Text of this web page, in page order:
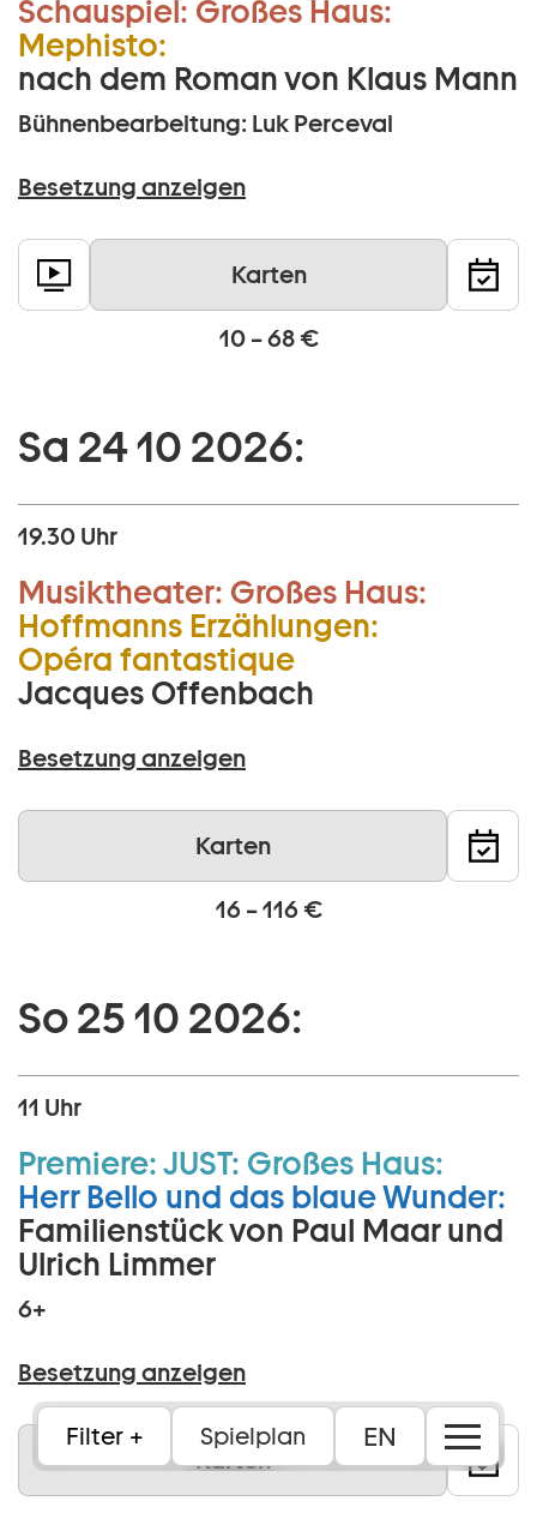
Filter Spielplan EN
Schauspiel: Großes Haus:
Mephisto:
nach dem Roman von Klaus Mann
Bühnenbearbeitung: Luk Perceval
Besetzung anzeigen
Karten
10 – 68 €
Sa 24 10 2026:
19.30 Uhr
Musiktheater: Großes Haus:
Hoffmanns Erzählungen:
Opéra fantastique
Jacques Offenbach
Besetzung anzeigen
Karten
16 – 116 €
So 25 10 2026:
11 Uhr
Premiere:JUST: Großes Haus:
Herr Bello und das blaue Wunder:
Familienstück von Paul Maar und
Ulrich Limmer
6+
Besetzung anzeigen
Karten